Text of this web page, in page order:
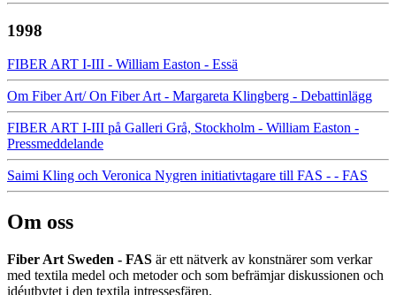
1998
FIBER ART I-III - William Easton - Essä
Om Fiber Art/ On Fiber Art - Margareta Klingberg - Debattinlägg
FIBER ART I-III på Galleri Grå, Stockholm - William Easton -
Pressmeddelande
Saimi Kling och Veronica Nygren initiativtagare till FAS - - FAS
Om oss
Fiber Art Sweden - FAS är ett nätverk av konstnärer som verkar
med textila medel och metoder och som befrämjar diskussionen och
idéutbytet i den textila intressesfären.